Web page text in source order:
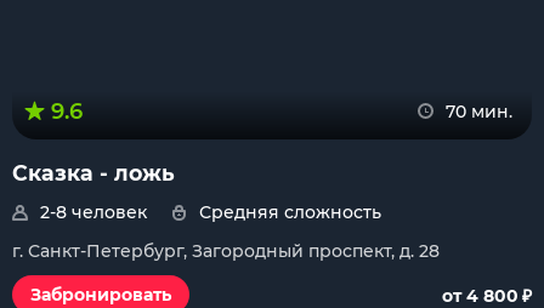
9.6 70 мин.
Сказка - ложь
2-8 человек
Средняя сложность
г. Санкт-Петербург, Загородный проспект, д. 28
Забронировать
от 4 800 ₽